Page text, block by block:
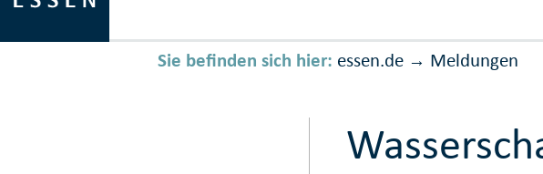
Sie befinden sich hier: essen.de → Meldungen